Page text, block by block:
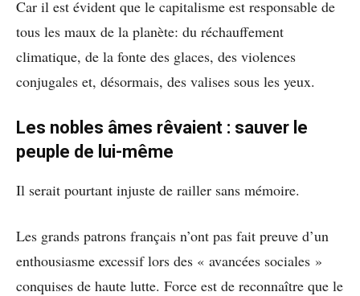
Car il est évident que le capitalisme est responsable de
tous les maux de la planète: du réchauffement
climatique, de la fonte des glaces, des violences
conjugales et, désormais, des valises sous les yeux.
Les nobles âmes rêvaient : sauver le
peuple de lui-même
Il serait pourtant injuste de railler sans mémoire.
Les grands patrons français n’ont pas fait preuve d’un
enthousiasme excessif lors des « avancées sociales »
conquises de haute lutte. Force est de reconnaître que le